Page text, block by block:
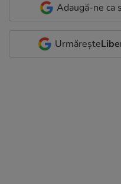
Adaugă-ne ca
Urmărește